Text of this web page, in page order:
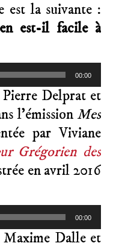
est la suivante :
est-il facile à
00:00
Pierre Delprat et
l’émission Mes
par Viviane
Grégorien des
en avril 2016
00:00
Maxime Dalle et